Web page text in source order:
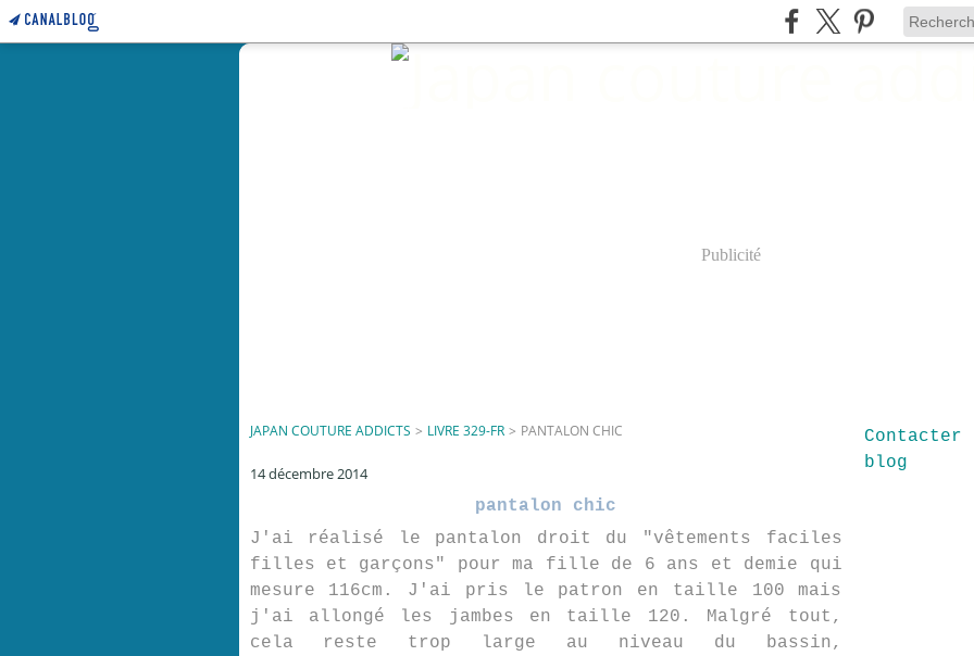
Publicité
JAPAN COUTURE ADDICTS > LIVRE 329-FR > PANTALON CHIC
14 décembre 2014
pantalon chic
J'ai réalisé le pantalon droit du "vêtements faciles
filles et garçons" pour ma fille de 6 ans et demie qui
mesure 116cm. J'ai pris le patron en taille 100 mais
j'ai allongé les jambes en taille 120. Malgré tout,
cela reste trop large au niveau du bassin,
blog